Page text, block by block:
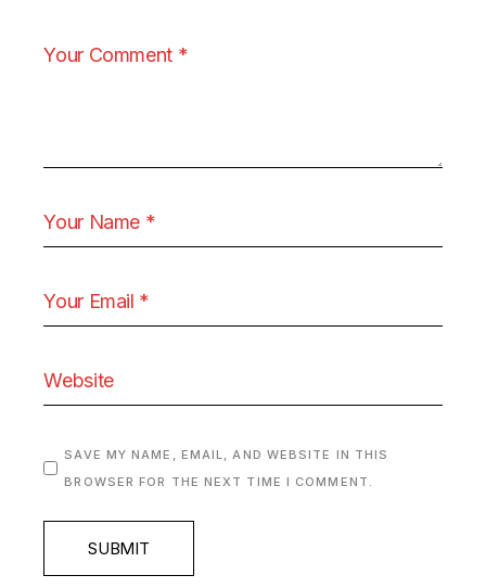
SAVE MY NAME, EMAIL, AND WEBSITE IN THIS
BROWSER FOR THE NEXT TIME I COMMENT.
SUBMIT